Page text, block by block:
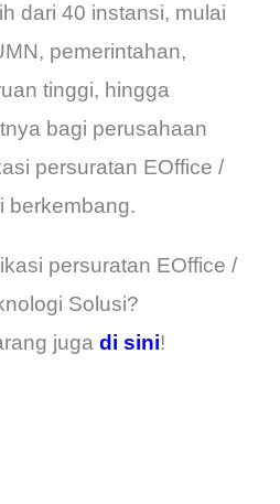
dari 40 instansi, mulai
pemerintahan,
tinggi, hingga
bagi perusahaan
persuratan EOffice /
berkembang.
persuratan EOffice /
Solusi?
juga di sini!